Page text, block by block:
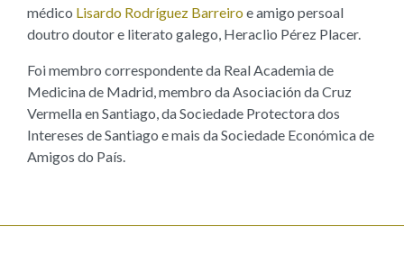
médico Lisardo Rodríguez Barreiroe amigo persoal
doutro doutor e literato galego, Heraclio Pérez Placer.
Foi membro correspondente da Real Academia de
Medicina de Madrid, membro da Asociación da Cruz
Vermella en Santiago, da Sociedade Protectora dos
Intereses de Santiago e mais da Sociedade Económica de
Amigos do País.